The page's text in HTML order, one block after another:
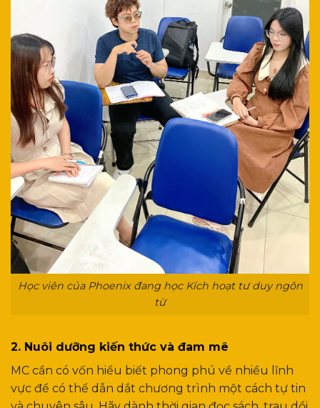
Học viên của Phoenix đang học Kích hoạt tư duy ngôn
từ
2. Nuôi dưỡng kiến thức và đam mê
MC cần có vốn hiểu biết phong phú về nhiều lĩnh
vực để có thể dẫn dắt chương trình một cách tự tin